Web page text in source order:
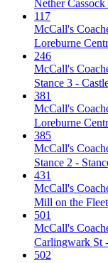
Nether Cassock
117
McCall's
Loreburne
246
McCall's
Stance 3 -
381
McCall's
Loreburne
385
McCall's
Stance 2 -
431
McCall's
Mill on the
501
McCall's
Carlingwark St
502